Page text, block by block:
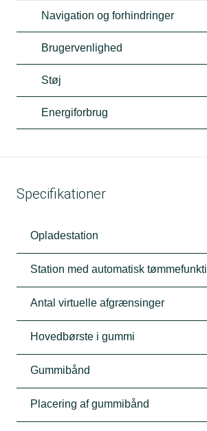
Navigation og forhindringer
Brugervenlighed
Støj
Energiforbrug
Specifikationer
Opladestation
Station med automatisk
Antal virtuelle afgrænsinger
Hovedbørste i gummi
Gummibånd
Placering af gummibånd